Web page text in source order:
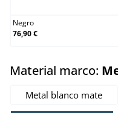
Negro
76,90 €
Material marco:
Metal blanco mate